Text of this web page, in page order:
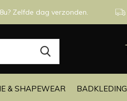
& SHAPEWEAR BADKLEDING
Zelfde dag verzonden.